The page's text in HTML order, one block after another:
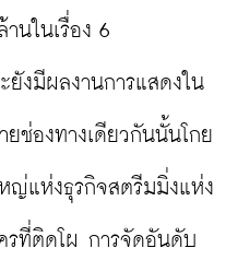
นในเรื่อง 6
ยังมีผลงานการแสดงใน
ช่องทางเดียวกันนั้นโกย
ญ่แห่งธุรกิจสตรีมมิ่งแห่ง
รที่ติดโผ การจัดอันดับ